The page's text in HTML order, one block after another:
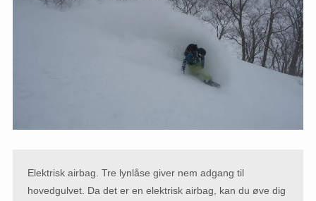
Elektrisk airbag. Tre lynlåse giver nem adgang til
hovedgulvet. Da det er en elektrisk airbag, kan du øve dig